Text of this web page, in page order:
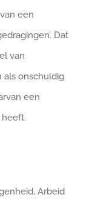
een
Dat
van
als onschuldig
een
Arbeid